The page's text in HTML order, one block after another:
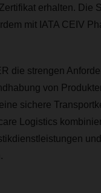
erhalten. Die
mit IATA CEIV
die strengen
von
sichere
Logistics